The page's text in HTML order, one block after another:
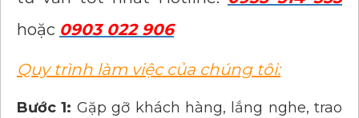
hoặc 0903 022 906
Quy trình làm việc của chúng tôi:
Bước 1: Gặp gỡ khách hàng, lắng nghe, trao